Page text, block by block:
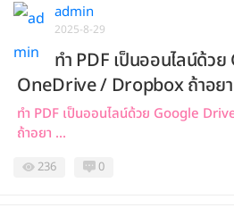
admin
2025-8-29
ทำ PDF เป็นออนไลน์ด้ว
OneDrive / Dropbox ถ้าอย
ทำ PDF เป็นออนไลน์ด้วย Google
ถ้าอยา ...
236 0